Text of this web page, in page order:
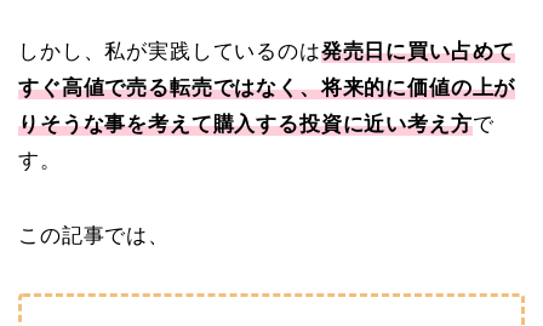
しかし、私が実践しているのは発売日に買い占めて
すぐ高値で売る転売ではなく、将来的に価値の上が
りそうな事を考えて購入する投資に近い考え方で
す。
この記事では、